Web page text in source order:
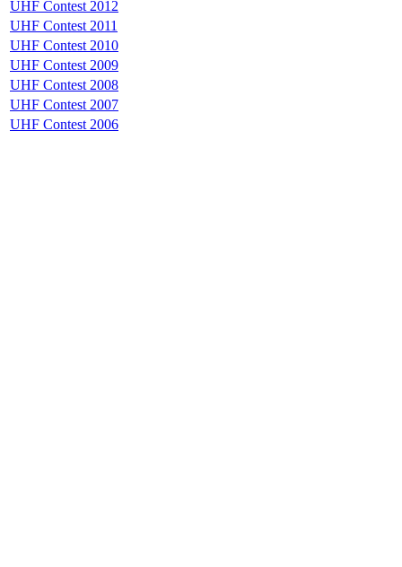
UHF Contest 2012
UHF Contest 2011
UHF Contest 2010
UHF Contest 2009
UHF Contest 2008
UHF Contest 2007
UHF Contest 2006